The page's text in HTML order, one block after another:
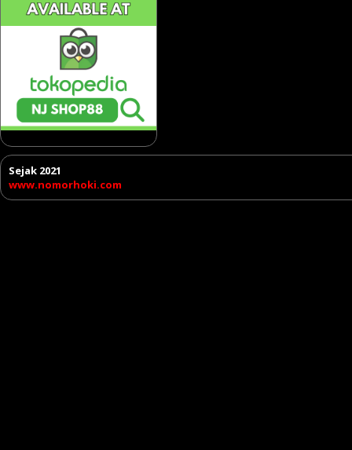
Sejak 2021
www.nomorhoki.com